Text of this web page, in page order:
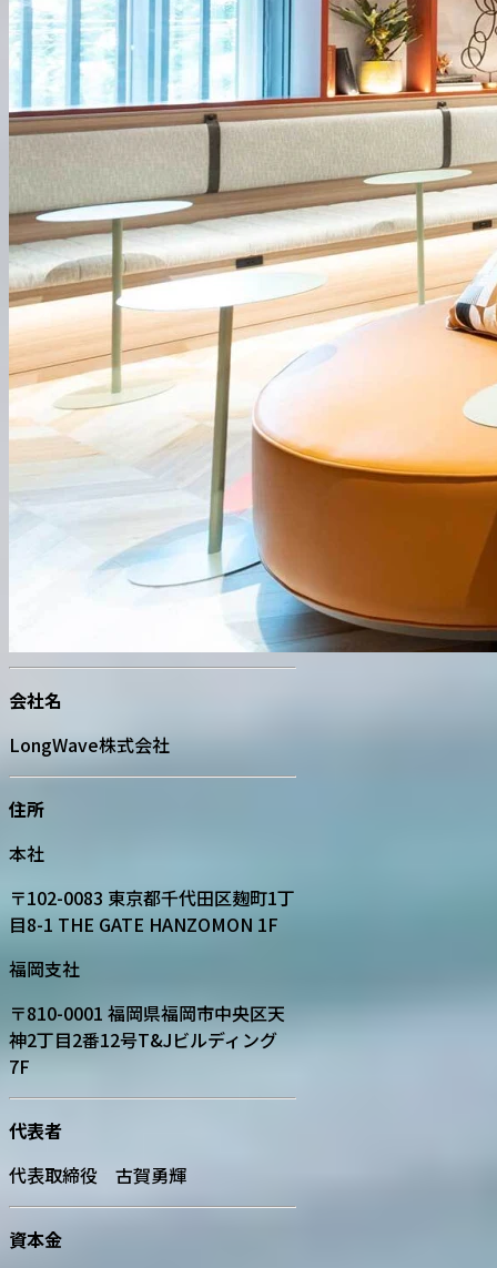
会社名
LongWave株式会社
住所
本社
〒102-0083 東京都千代田区麹町1丁
目8-1 THE GATE HANZOMON 1F
福岡支社
〒810-0001 福岡県福岡市中央区天
神2丁目2番12号T&Jビルディング
7F
代表者
代表取締役 古賀勇輝
資本金